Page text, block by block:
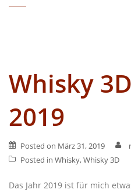
Whisky
2019
Posted on März 31, 2019
Posted in Whisky,Whisky 3D
Das Jahr 2019 ist für mich